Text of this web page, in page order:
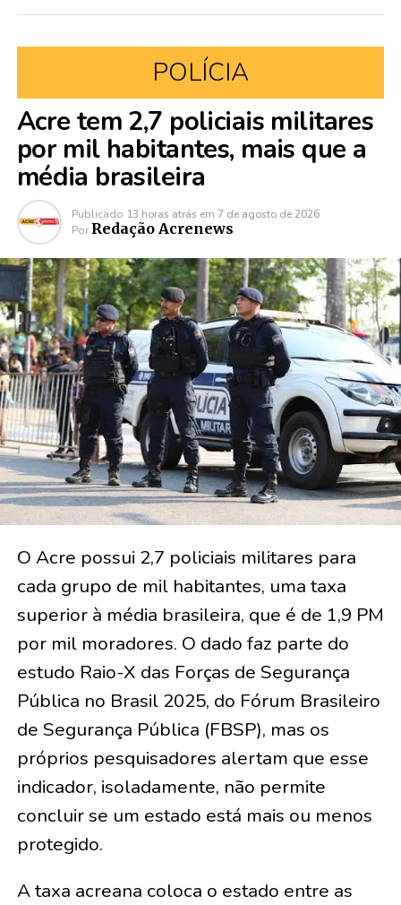
POLÍCIA
Acre tem 2,7 policiais militares
por mil habitantes, mais que a
média brasileira
Publicado 13 horas atrás em 7 de agosto de 2026
Por Redação Acrenews
O Acre possui 2,7 policiais militares para
cada grupo de mil habitantes, uma taxa
superior à média brasileira, que é de 1,9 PM
por mil moradores. O dado faz parte do
estudo Raio-X das Forças de Segurança
Pública no Brasil 2025, do Fórum Brasileiro
de Segurança Pública (FBSP), mas os
próprios pesquisadores alertam que esse
indicador, isoladamente, não permite
concluir se um estado está mais ou menos
protegido.
A taxa acreana coloca o estado entre as